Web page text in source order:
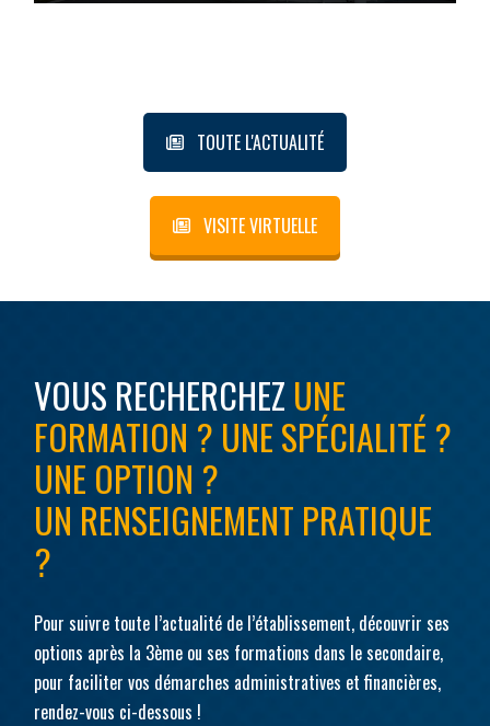
TOUTE L'ACTUALITÉ
VISITE VIRTUELLE
VOUS RECHERCHEZ UNE
FORMATION ? UNE SPÉCIALITÉ ?
UNE OPTION ?
UN RENSEIGNEMENT PRATIQUE
?
Pour suivre toute l’actualité de l’établissement, découvrir ses
options après la 3ème ou ses formations dans le secondaire,
pour faciliter vos démarches administratives et financières,
rendez-vous ci-dessous !